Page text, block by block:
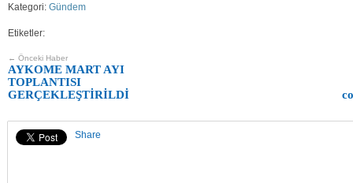
Kategori: Gündem
Etiketler:
← Önceki Haber
AYKOME MART AYI
TOPLANTISI
GERÇEKLEŞTİRİLDİ
Share